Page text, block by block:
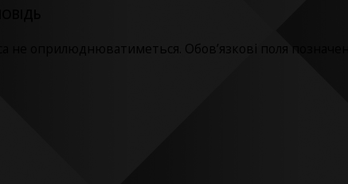
не оприлюднюватиметься. Обов’язкові поля позначені